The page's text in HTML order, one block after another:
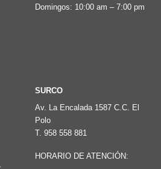
Domingos: 10:00 am – 7:00 pm
SURCO
Av. La Encalada 1587 C.C. El
Polo
T. 958 558 881
HORARIO DE ATENCIÓN: